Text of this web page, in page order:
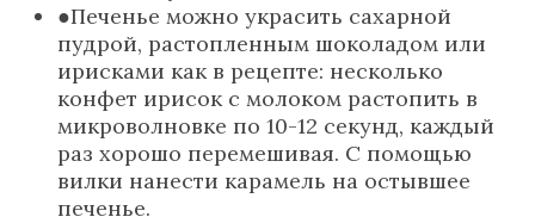
Печенье можно украсить сахарной
пудрой, растопленным шоколадом или
ирисками как в рецепте: несколько
конфет ирисок с молоком растопить в
микроволновке по 10-12 секунд, каждый
раз хорошо перемешивая. С помощью
вилки нанести карамель на остывшее
печенье.